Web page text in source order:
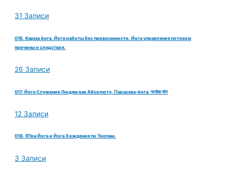
31 Записи
016. Карма йога. Йога работы без привязанности. Йога управления потоком
причины и следствия.
26 Записи
017. Йога Служения Людям как Абсолюту. Парасэва-йога. परसेवा योग
12 Записи
018. ЯТра Йога и Йога Хождения по Тропам.
3 Записи